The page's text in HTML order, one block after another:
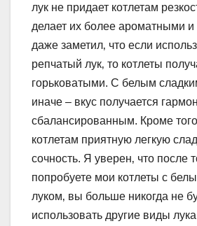
лук не придает котлетам
делает их более ароматными
даже заметил‚ что если
репчатый лук‚ то котлеты
горьковатыми. С белым
иначе – вкус получается
сбалансированным. Кроме
котлетам приятную легкую
сочность. Я уверен‚ что после
попробуете мои котлеты с
луком‚ вы больше никогда не
использовать другие виды